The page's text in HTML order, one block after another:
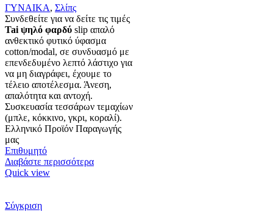
ΓΥΝΑΙΚΑ, Σλίπς
Συνδεθείτε για να δείτε τις τιμές
Tai ψηλό φαρδύ slip απαλό
ανθεκτικό φυτικό ύφασμα
cotton/modal, σε συνδυασμό με
επενδεδυμένο λεπτό λάστιχο για
να μη διαγράφει, έχουμε το
τέλειο αποτέλεσμα. Άνεση,
απαλότητα και αντοχή.
Συσκευασία τεσσάρων τεμαχίων
(μπλε, κόκκινο, γκρι, κοραλί).
Ελληνικό Προϊόν Παραγωγής
μας
Επιθυμητό
Διαβάστε περισσότερα
Quick view
Σύγκριση